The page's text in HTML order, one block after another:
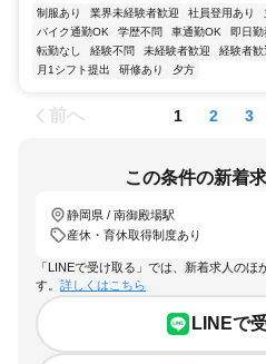
制服あり 業界未経験者歓迎 社員登用あり
バイク通勤OK
学歴不問 車通勤OK 即日勤
転勤なし
経験不問 未経験者歓迎 経験者歓
月1シフト提出
研修あり 夕方
前へ 1 2 3
この条件の新着
静岡県 / 南御殿場駅
産休・育休取得制度あり
「LINEで受け取る」では、新着求人の
す。 詳しくはこちら
LINEで